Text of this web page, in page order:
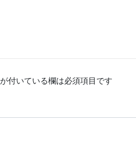
が付いている欄は必須項目です